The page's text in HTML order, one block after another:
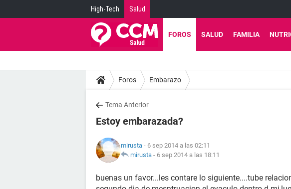
High-Tech Salud
FOROS SALUD FAMILIA
Foros Embarazo
Tema Anterior
Estoy embarazada?
mirusta - 6 sep 2014 a las 02:11
mirusta - 6 sep 2014 a las 18:11
buenas un favor...les contare lo siguiente....tube